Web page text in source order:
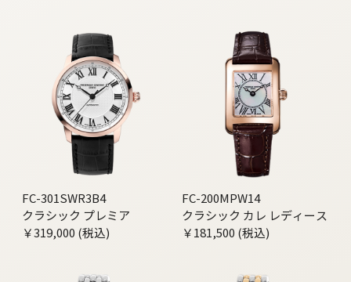
FC-301SWR3B4
クラシック プレミア
￥319,000 (税込)
FC-200MPW14
クラシック カレ レディース
￥181,500 (税込)